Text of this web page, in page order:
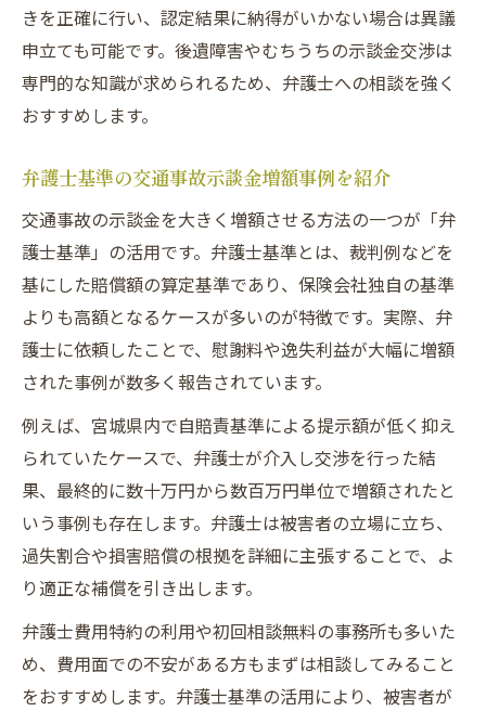
きを正確に行い、認定結果に納得がいかない場合は異議
申立ても可能です。後遺障害やむちうちの示談金交渉は
専門的な知識が求められるため、弁護士への相談を強く
おすすめします。
弁護士基準の交通事故示談金増額事例を紹介
交通事故の示談金を大きく増額させる方法の一つが「弁
護士基準」の活用です。弁護士基準とは、裁判例などを
基にした賠償額の算定基準であり、保険会社独自の基準
よりも高額となるケースが多いのが特徴です。実際、弁
護士に依頼したことで、慰謝料や逸失利益が大幅に増額
された事例が数多く報告されています。
例えば、宮城県内で自賠責基準による提示額が低く抑え
られていたケースで、弁護士が介入し交渉を行った結
果、最終的に数十万円から数百万円単位で増額されたと
いう事例も存在します。弁護士は被害者の立場に立ち、
過失割合や損害賠償の根拠を詳細に主張することで、よ
り適正な補償を引き出します。
弁護士費用特約の利用や初回相談無料の事務所も多いた
め、費用面での不安がある方もまずは相談してみること
をおすすめします。弁護士基準の活用により、被害者が